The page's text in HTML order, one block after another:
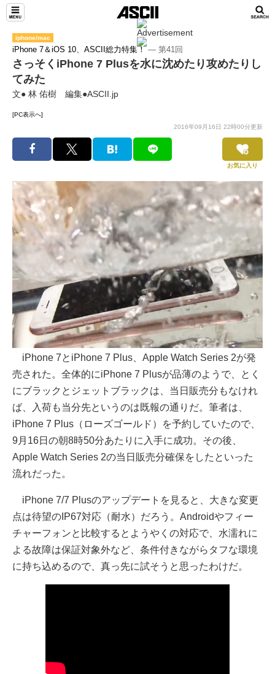
iphone/mac
iPhone 7＆iOS 10、ASCII総力特集！― 第41回
さっそくiPhone 7 Plusを水に沈めたり攻めたりし
てみた
文● 林 佑樹 編集●ASCII.jp
[PC表示へ]
2016年09月16日 22時00分更新
お気に入り
iPhone 7とiPhone 7 Plus、Apple Watch Series 2が発
売された。全体的にiPhone 7 Plusが品薄のようで、とく
にブラックとジェットブラックは、当日販売分もなけれ
ば、入荷も当分先というのは既報の通りだ。筆者は、
iPhone 7 Plus（ローズゴールド）を予約していたので、
9月16日の朝8時50分あたりに入手に成功。その後、
Apple Watch Series 2の当日販売分確保をしたといった
流れだった。
iPhone 7/7 Plusのアップデートを見ると、大きな変更
点は待望のIP67対応（耐水）だろう。Androidやフィー
チャーフォンと比較するとようやくの対応で、水濡れに
よる故障は保証対象外など、条件付きながらタフな環境
に持ち込めるので、真っ先に試そうと思ったわけだ。